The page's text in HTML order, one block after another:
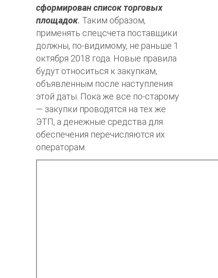
сформирован список торговых
площадок. Таким образом,
применять спецсчета поставщики
должны, по-видимому, не раньше 1
октября 2018 года. Новые правила
будут относиться к закупкам,
объявленным после наступления
этой даты. Пока же все по-старому
— закупки проводятся на тех же
ЭТП, а денежные средства для
обеспечения перечисляются их
операторам.